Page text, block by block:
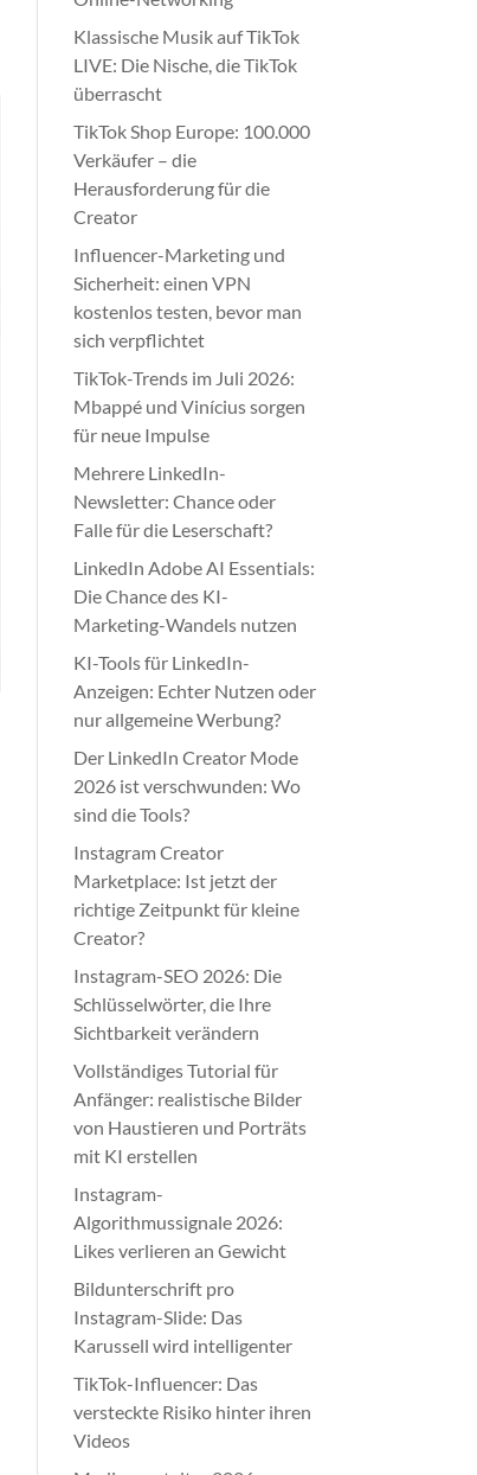
Klassische Musik auf TikTok
LIVE: Die Nische, die TikTok
überrascht
TikTok Shop Europe: 100.000
Verkäufer – die
Herausforderung für die
Creator
Influencer-Marketing und
Sicherheit: einen VPN
kostenlos testen, bevor man
sich verpflichtet
TikTok-Trends im Juli 2026:
Mbappé und Vinícius sorgen
für neue Impulse
Mehrere LinkedIn-
Newsletter: Chance oder
Falle für die Leserschaft?
LinkedIn Adobe AI Essentials:
Die Chance des KI-
Marketing-Wandels nutzen
KI-Tools für LinkedIn-
Anzeigen: Echter Nutzen oder
nur allgemeine Werbung?
Der LinkedIn Creator Mode
2026 ist verschwunden: Wo
sind die Tools?
Instagram Creator
Marketplace: Ist jetzt der
richtige Zeitpunkt für kleine
Creator?
Instagram-SEO 2026: Die
Schlüsselwörter, die Ihre
Sichtbarkeit verändern
Vollständiges Tutorial für
Anfänger: realistische Bilder
von Haustieren und Porträts
mit KI erstellen
Instagram-
Algorithmussignale 2026:
Likes verlieren an Gewicht
Bildunterschrift pro
Instagram-Slide: Das
Karussell wird intelligenter
TikTok-Influencer: Das
versteckte Risiko hinter ihren
Videos